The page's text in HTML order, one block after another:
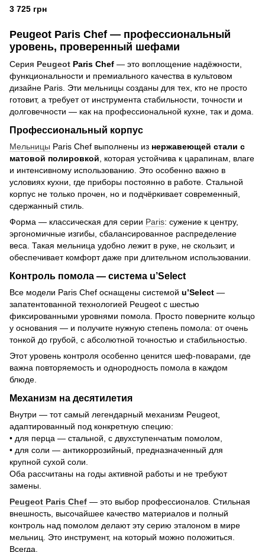
(32487)
3 725 грн
Peugeot Paris Chef — профессиональный
уровень, проверенный шефами
Серия Peugeot Paris Chef — это воплощение надёжности,
функциональности и премиального качества в культовом
дизайне Paris. Эти мельницы созданы для тех, кто не просто
готовит, а требует от инструмента стабильности, точности и
долговечности — как на профессиональной кухне, так и дома.
Профессиональный корпус
Мельницы Paris Chef выполнены из нержавеющей стали с
матовой полировкой , которая устойчива к царапинам, влаге
и интенсивному использованию. Это особенно важно в
условиях кухни, где приборы постоянно в работе. Стальной
корпус не только прочен, но и подчёркивает современный,
сдержанный стиль.
Форма — классическая для серии Paris: сужение к центру,
эргономичные изгибы, сбалансированное распределение
веса. Такая мельница удобно лежит в руке, не скользит, и
обеспечивает комфорт даже при длительном использовании.
Контроль помола — система u’Select
Все модели Paris Chef оснащены системой u’Select —
запатентованной технологией Peugeot с шестью
фиксированными уровнями помола. Просто поверните кольцо
у основания — и получите нужную степень помола: от очень
тонкой до грубой, с абсолютной точностью и стабильностью.
Этот уровень контроля особенно ценится шеф-поварами, где
важна повторяемость и однородность помола в каждом
блюде.
Механизм на десятилетия
Внутри — тот самый легендарный механизм Peugeot,
адаптированный под конкретную специю:
• для перца — стальной, с двухступенчатым помолом,
• для соли — антикоррозийный, предназначенный для
крупной сухой соли.
Оба рассчитаны на годы активной работы и не требуют
замены.
Peugeot Paris Chef — это выбор профессионалов. Стильная
внешность, высочайшее качество материалов и полный
контроль над помолом делают эту серию эталоном в мире
мельниц. Это инструмент, на который можно положиться.
Всегда.